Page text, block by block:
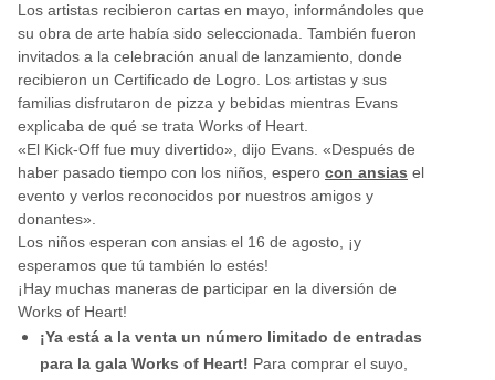
Los artistas recibieron cartas en mayo, informándoles que
su obra de arte había sido seleccionada. También fueron
invitados a la celebración anual de lanzamiento, donde
recibieron un Certificado de Logro. Los artistas y sus
familias disfrutaron de pizza y bebidas mientras Evans
explicaba de qué se trata Works of Heart.
«El Kick-Off fue muy divertido», dijo Evans. «Después de
haber pasado tiempo con los niños, espero con ansias el
evento y verlos reconocidos por nuestros amigos y
donantes».
Los niños esperan con ansias el 16 de agosto, ¡y
esperamos que tú también lo estés!
¡Hay muchas maneras de participar en la diversión de
Works of Heart!
¡Ya está a la venta un número limitado de entradas
para la gala Works of Heart! Para comprar el suyo,